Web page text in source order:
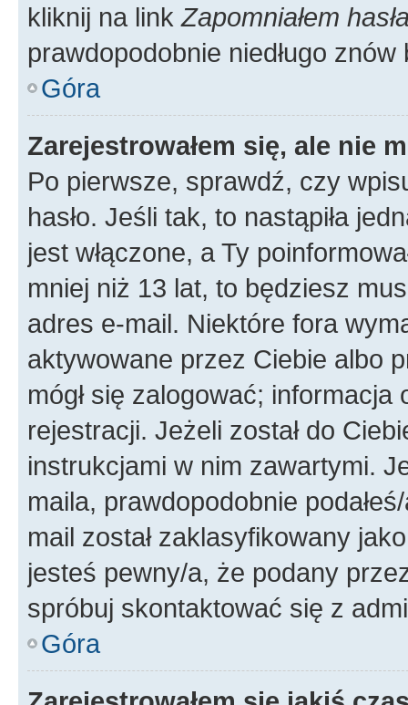
kliknij na link Zapomniałem
prawdopodobnie niedługo
Góra
Zarejestrowałem się, ale nie
Po pierwsze, sprawdź, czy
hasło. Jeśli tak, to nastąpiła
jest włączone, a Ty
mniej niż 13 lat, to będziesz
adres e-mail. Niektóre fora
aktywowane przez Ciebie albo
mógł się zalogować;
rejestracji. Jeżeli został do
instrukcjami w nim zawartymi.
maila, prawdopodobnie
mail został zaklasyfikowany
jesteś pewny/a, że podany
spróbuj skontaktować się z
Góra